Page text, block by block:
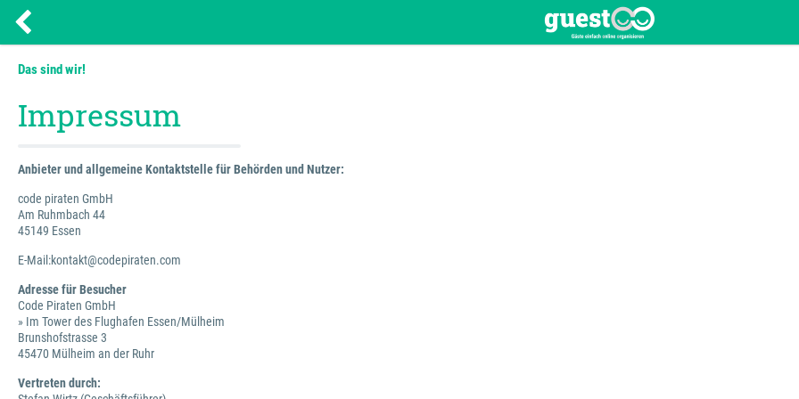
Das sind wir!
Impressum
Anbieter und allgemeine Kontaktstelle für Behörden und Nutzer:
code piraten GmbH
Am Ruhmbach 44
45149 Essen
E-Mail:kontakt@codepiraten.com
Adresse für Besucher
Code Piraten GmbH
» Im Tower des Flughafen Essen/Mülheim
Brunshofstrasse 3
45470 Mülheim an der Ruhr
Vertreten durch: